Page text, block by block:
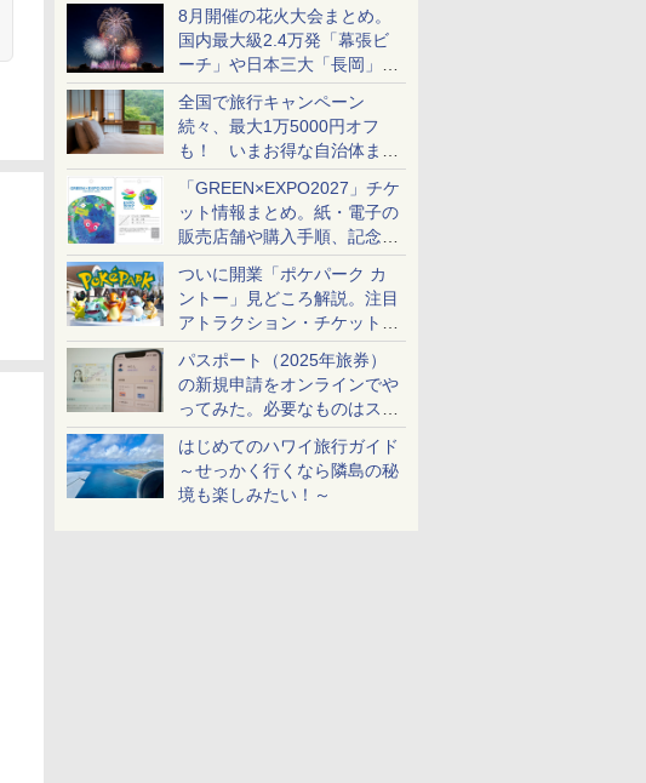
8月開催の花火大会まとめ。
国内最大級2.4万発「幕張ビ
ーチ」や日本三大「長岡」な
ど大型イベント目白押し！
全国で旅行キャンペーン
続々、最大1万5000円オフ
も！ いまお得な自治体まと
め
「GREEN×EXPO2027」チケ
ット情報まとめ。紙・電子の
販売店舗や購入手順、記念チ
ケットも解説
ついに開業「ポケパーク カ
ントー」見どころ解説。注目
アトラクション・チケット手
配・来場前に必要な準備は？
パスポート（2025年旅券）
の新規申請をオンラインでや
ってみた。必要なものはスマ
ホとマイナカードのみ
はじめてのハワイ旅行ガイド
～せっかく行くなら隣島の秘
境も楽しみたい！～